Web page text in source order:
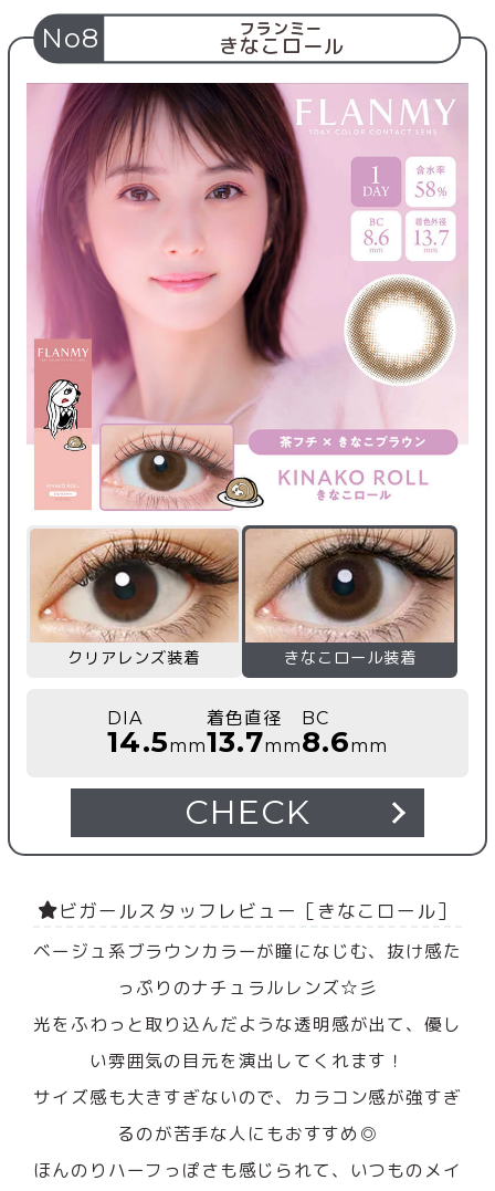
No8 フランミー
きなこロール
クリアレンズ装着 きなこロール装着
DIA
14.5mm
着色直径
13.7mm
BC
8.6mm
CHECK
ビガールスタッフレビュー［きなこロール］
ベージュ系ブラウンカラーが瞳になじむ、抜け感た
っぷりのナチュラルレンズ☆彡
光をふわっと取り込んだような透明感が出て、優し
い雰囲気の目元を演出してくれます！
サイズ感も大きすぎないので、カラコン感が強すぎ
るのが苦手な人にもおすすめ◎
ほんのりハーフっぽさも感じられて、いつものメイ